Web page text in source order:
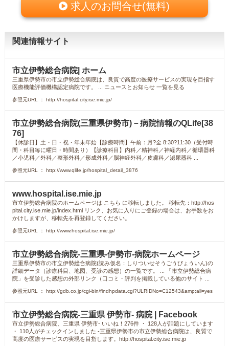
求人のお問合せ(無料)
関連情報サイト
市立伊勢総合病院| ホーム
三重県伊勢市の市立伊勢総合病院は、良質で高度の医療サービスの実現を目指す
医療機能評価機構認定病院です。 ... ニュースとお知らせ 一覧を見る
参照元URL ： http://hospital.city.ise.mie.jp/
市立伊勢総合病院(三重県伊勢市)－病院情報のQLife[38
76]
【休診日】土・日・祝・年末年始【診療時間】午前：月?金 8:30?11:30（受付時
間・科目毎に曜日・時間あり）【診療科目】内科／精神科／神経内科／循環器科
／小児科／外科／整形外科／形成外科／脳神経外科／皮膚科／泌尿器科 ...
参照元URL ： http://www.qlife.jp/hospital_detail_3876
www.hospital.ise.mie.jp
市立伊勢総合病院のホームページは こちら に移転しました。 移転先：http://hos
pital.city.ise.mie.jp/index.html リンク、お気に入りにご登録の場合は、お手数をお
かけしますが、移転先を再登録してください。
参照元URL ： http://www.hospital.ise.mie.jp/
市立伊勢総合病院-三重県-伊勢市-病院ホームページ
三重県伊勢市の市立伊勢総合病院(読み仮名：しりついせそうごうびょういん)の
詳細データ（診療科目、地図、受診の感想）の一覧です。 ... 「市立伊勢総合病
院」を受診した感想の外部リンク（口コミ・評判を掲載している他のサイト ...
参照元URL ： http://gdb.co.jp/cgi-bin/findhpdata.cgi?ULRIDNo=C12543&amp;all=yes
市立伊勢総合病院-三重県 伊勢市- 病院 | Facebook
市立伊勢総合病院、三重県 伊勢市- いいね！276件 ・ 128人が話題にしています
・ 110人がチェックインしました -三重県伊勢市の市立伊勢総合病院は、良質で
高度の医療サービスの実現を目指します。http://hospital.city.ise.mie.jp